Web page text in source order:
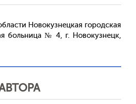
Новокузнецкая городская
больница № 4, г. Новокузнецк,